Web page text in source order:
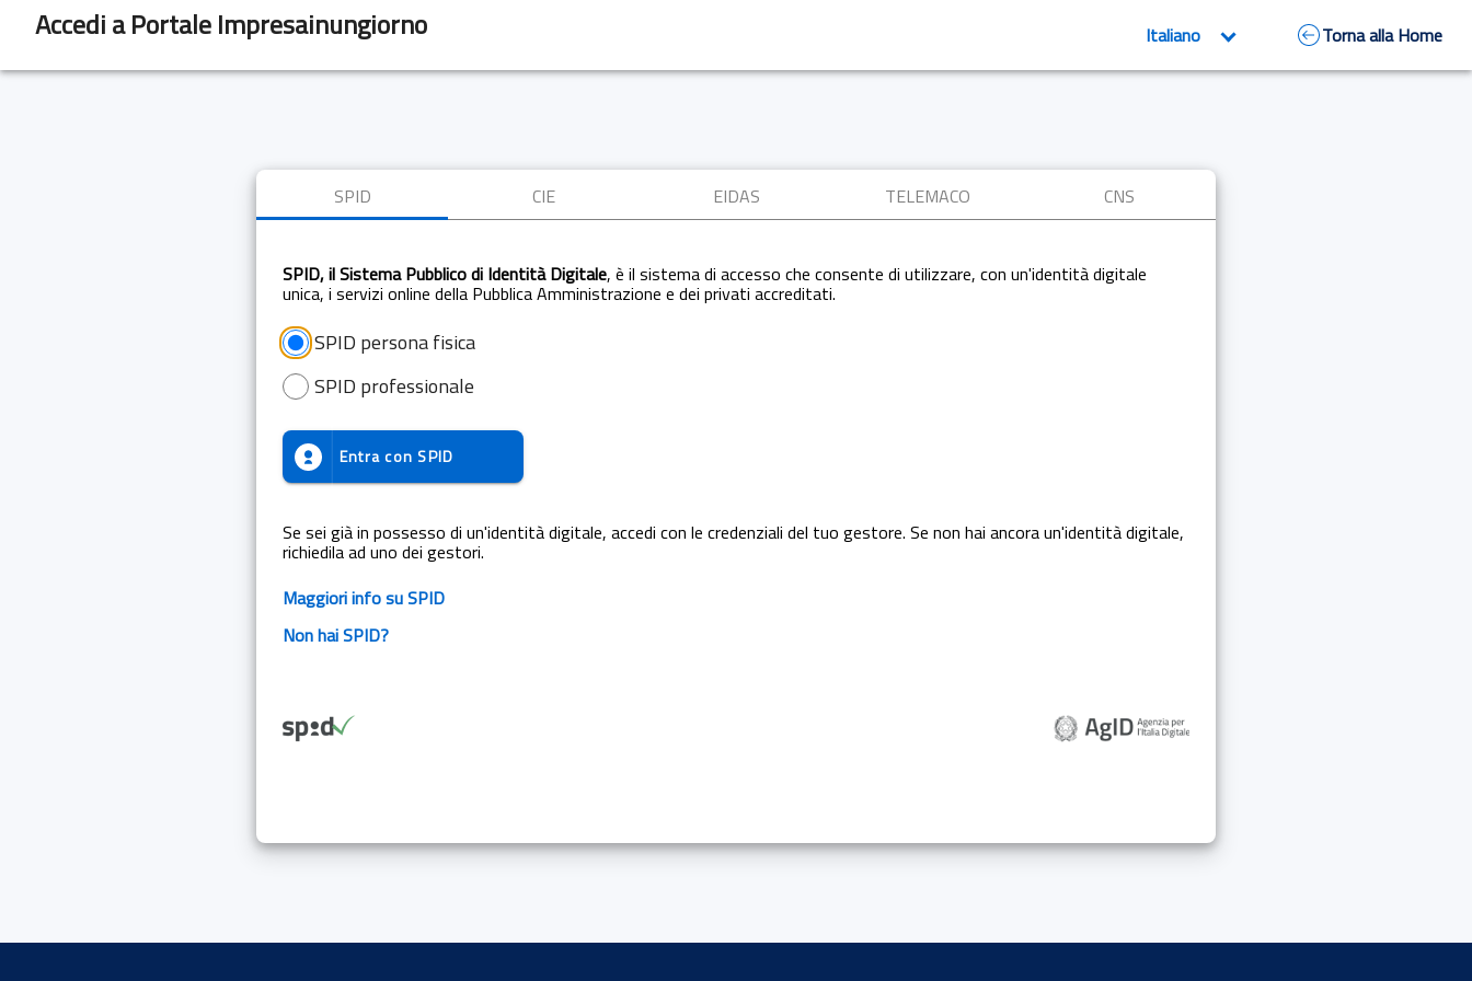
Accedi a Portale Impresainungiorno Torna alla Home
SPID CIE EIDAS TELEMACO CNS
SPID, il Sistema Pubblico di Identità Digitale, è il sistema di accesso che consente di utilizzare, con un'identità digitale
unica, i servizi online della Pubblica Amministrazione e dei privati accreditati.
SPID persona fisica
SPID professionale
Entra con SPID
Se sei già in possesso di un'identità digitale, accedi con le credenziali del tuo gestore. Se non hai ancora un'identità digitale,
richiedila ad uno dei gestori.
Maggiori info su SPID
Non hai SPID?